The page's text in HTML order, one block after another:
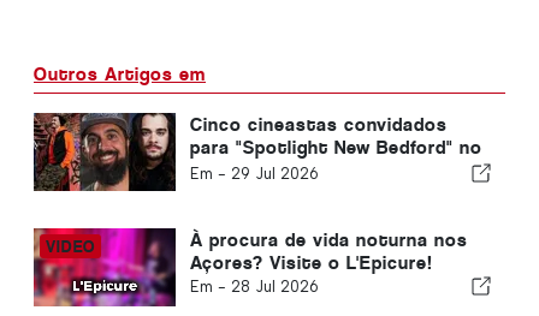
Outros Artigos em
Cinco cineastas convidados
para "Spotlight New Bedford" no
Montanha Pico Festival
Em - 29 Jul 2026
À procura de vida noturna nos
Açores? Visite o L'Epicure!
Em - 28 Jul 2026